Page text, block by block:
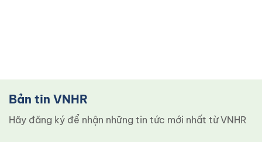
Bản tin VNHR
Hãy đăng ký để nhận những tin tức mới nhất từ ​​VNHR